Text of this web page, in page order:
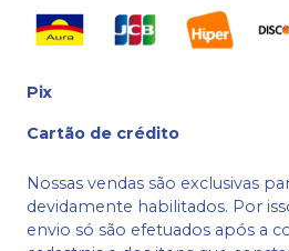
Pix
Cartão de crédito
Nossas vendas são exclusivas
devidamente habilitados. Por
envio só são efetuados após a